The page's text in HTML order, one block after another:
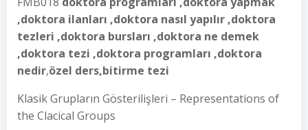
,doktora ilanları ,doktora nasıl yapılır ,doktora
tezleri ,doktora bursları ,doktora ne demek
,doktora tezi ,doktora programları ,doktora
nedir,özel ders,bitirme tezi
Klasik Grupların Gösterilişleri – Representations of
the Clacical Groups